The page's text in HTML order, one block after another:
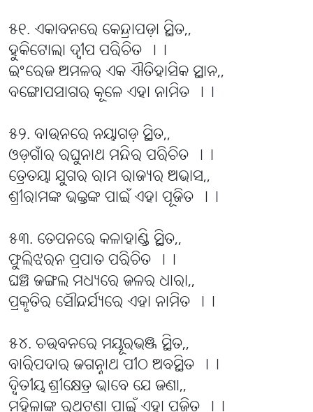
୫୧. ଏକାବନରେ କେନ୍ଦ୍ରାପଡ଼ା ସ୍ଥିତ,,
ହୁକିଟୋଲା ଦ୍ୱୀପ ପରିଚିତ ।।
ଇଂରେଜ ଅମଳର ଏକ ଐତିହାସିକ ସ୍ଥାନ,,
ବଙ୍ଗୋପସାଗର କୂଳେ ଏହା ନାମିତ ।।
୫୨. ବାଉନରେ ନୟାଗଡ଼ ସ୍ଥିତ,,
ଓଡ଼ଗାଁର ରଘୁନାଥ ମନ୍ଦିର ପରିଚିତ ।।
ତ୍ରେତୟା ଯୁଗର ରାମ ରାଜ୍ୟର ଅଭାସ,,
ଶ୍ରୀରାମଙ୍କ ଭକ୍ତଙ୍କ ପାଇଁ ଏହା ପୂଜିତ ।।
୫୩. ତେପନରେ କଳାହାଣ୍ଡି ସ୍ଥିତ,,
ଫୁଲିଝରନ ପ୍ରପାତ ପରିଚିତ ।।
ଘଞ୍ଚ ଜଙ୍ଗଲ ମଧ୍ୟରେ ଜଳର ଧାରା,,
ପ୍ରକୃତିର ସୌନ୍ଦର୍ଯ୍ୟରେ ଏହା ନାମିତ ।।
୫୪. ଚଉବନରେ ମୟୂରଭଞ୍ଜ ସ୍ଥିତ,,
ବାରିପଦାର ଜଗନ୍ନାଥ ପୀଠ ଅବସ୍ଥିତ ।।
ଦ୍ବିତୀୟ ଶ୍ରୀକ୍ଷେତ୍ର ଭାବେ ଯେ ଜଣା,,
ମହିଳାଙ୍କ ରଥଟଣା ପାଇଁ ଏହା ପୂଜିତ ।।